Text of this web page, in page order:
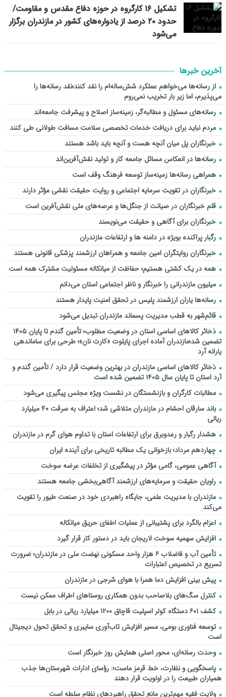
تشکیل ۱۶ کارگروه در حوزه دفاع مقدس و مقاومت/
حدود ۲۰ درصد از یادواره‌های کشور در مازندران برگزار
می‌شود
آخرین خبرها
از رسانه‌ها می‌خواهم عملکرد شش‌ساله‌ام را نقد کنند؛نقد رسانه‌ها را
می‌پذیرم، اما زیر بار تخریب نمی‌روم
رسانه‌های مسئول و مطالبه‌گر، زمینه‌ساز اصلاح و پیشرفت جامعه‌اند
مردم نباید برای دریافت خدمات تخصصی سلامت مسافت طولانی طی کنند
خبرنگاران پل میان آنچه هست و آنچه باید باشد هستند
رسانه‌ها در انعکاس مسائل جامعه کار و تولید نقش‌آفرین‌اند
همراهی رسانه‌ها زمینه‌ساز توسعه فرهنگ وقف است
خبرنگاران در تقویت سرمایه اجتماعی و روایت حقیقت نقشی مؤثر دارند
قلم خبرنگاران در صیانت از جنگل‌ها و عرصه‌های ملی نقش‌آفرین است
خبرنگاران برای آگاهی و حقیقت می‌نویسند
رگبار پراکنده بویژه در دامنه ها و ارتفاعات مازندران
خبرنگاران روایتگران امین جامعه و همراهان ارزشمند پزشکی قانونی هستند
همه در یک کشتی هستیم؛ حفاظت از میانکاله مسئولیت مشترک همه است
میلیون مازندرانی را خبرنگار و ناظر اجتماعی استان می‌دانم
رسانه‌ها یاران ارزشمند پلیس در تحقق امنیت پایدار هستند
قائم‌شهر به قطب مدیریت پسماند مازندران تبدیل می‌شود
ذخائر کالاهای اساسی استان در وضعیت مطلوب؛ تأمین گندم تا پایان ۱۴۰۵
تضمین شد؛مازندران آماده اجرای پایلوت «کارت نان»؛ طرحی برای ساماندهی
یارانه آرد
ذخائر کالاهای اساسی مازندران در بهترین وضعیت قرار دارد / تأمین گندم و
آرد استان تا پایان سال ۱۴۰۵ تضمین شده است
مطالبات کارگران و بازنشستگان در نشست ویژه مجلس پیگیری می‌شود
باند سارقان احشام در مازندران متلاشی شد؛ اعتراف به سرقت ۴۰ میلیارد
ریالی
هشدار رگبار و رعدوبرق برای ارتفاعات استان با تداوم هوای گرم در مازندران
چهاردهم مرداد؛ بازخوانی یک مطالبه تاریخی برای آینده ایران
آگاهی عمومی، گامی مؤثر در پیشگیری از تخلفات عرضه سوخت
راویان حقیقت و سرمایه‌های ارزشمند آگاهی‌بخشی جامعه هستند
مازندران با مدیریت علمی، جایگاه راهبردی خود در صنعت طیور را تقویت
می‌کند
اعزام بالگرد برای پشتیبانی از عملیات اطفای حریق میانکاله
افزایش سهمیه سوخت لاریجان باید در دستور کار قرار گیرد
تأمین آب و فاضلاب ۶ هزار واحد مسکونی نهضت ملی در مازندران؛ ضرورت
تسریع در تخصیص اعتبارات
پیش بینی افزایش دما همرا با هوای شرجی در مازندران
کنترل سگ‌های بلاصاحب بدون همکاری روستاهای اطراف ممکن نیست
کشف ۶۰۱ دستگاه کولر اسپلیت قاچاق ۱۲۰۰ میلیارد ریالی در بابل
توسعه فناوری بومی، مسیر افزایش تاب‌آوری سایبری و تحقق تحول دیجیتال
است
وحدت رسانه‌ای، محور اصلی همایش روز خبرنگار است
پاسخگویی و نظارت، خط قرمز ماست؛: رؤسای ادارات شهرستان‌ها جذب
همیاران طبیعت را در اولویت قرار دهند
ولایت فقیه مهم‌ترین مانع تحقق راهبردهای نظام سلطه است